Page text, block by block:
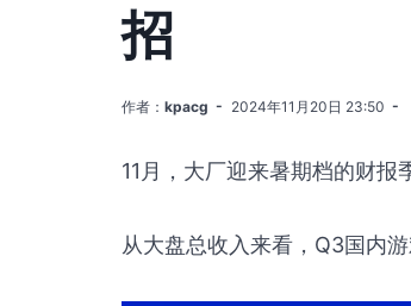
招
作者： kpacg 2024年11月20日 23:50
11月，大厂迎来暑期档的财报
从大盘总收入来看，Q3国内